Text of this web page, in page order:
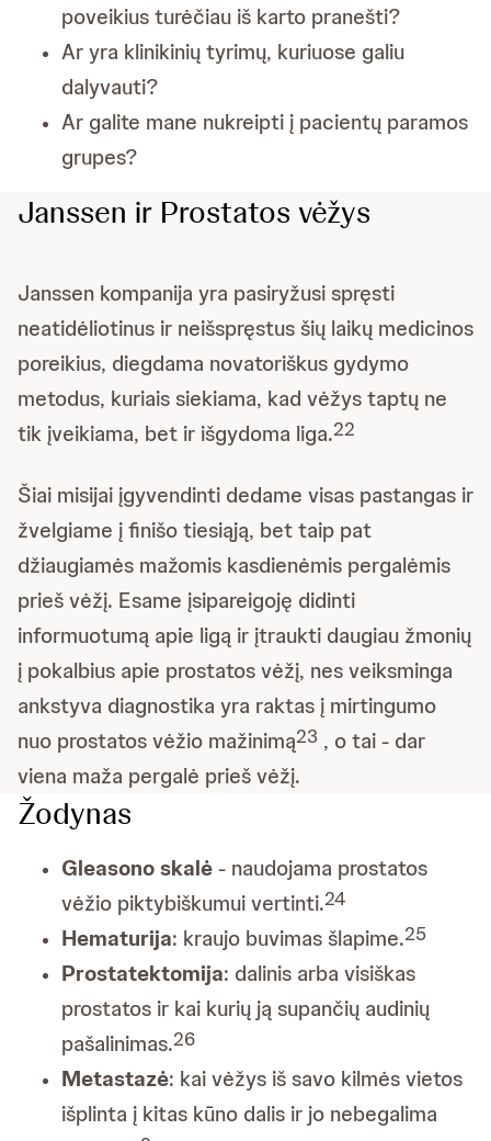
poveikius turėčiau iš karto pranešti?
Ar yra klinikinių tyrimų, kuriuose galiu
dalyvauti?
Ar galite mane nukreipti į pacientų paramos
grupes?
Janssen ir Prostatos vėžys
Janssen kompanija yra pasiryžusi spręsti
neatidėliotinus ir neišspręstus šių laikų medicinos
poreikius, diegdama novatoriškus gydymo
metodus, kuriais siekiama, kad vėžys taptų ne
tik įveikiama, bet ir išgydoma liga.22
Šiai misijai įgyvendinti dedame visas pastangas ir
žvelgiame į finišo tiesiąją, bet taip pat
džiaugiamės mažomis kasdienėmis pergalėmis
prieš vėžį. Esame įsipareigoję didinti
informuotumą apie ligą ir įtraukti daugiau žmonių
į pokalbius apie prostatos vėžį, nes veiksminga
ankstyva diagnostika yra raktas į mirtingumo
nuo prostatos vėžio mažinimą23 , o tai - dar
viena maža pergalė prieš vėžį.
Žodynas
Gleasono skalė- naudojama prostatos
vėžio piktybiškumui vertinti.24
Hematurija: kraujo buvimas šlapime.25
Prostatektomija: dalinis arba visiškas
prostatos ir kai kurių ją supančių audinių
pašalinimas.26
Metastazė: kai vėžys iš savo kilmės vietos
išplinta į kitas kūno dalis ir jo nebegalima